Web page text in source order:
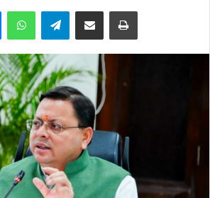
MessengerWhatsAppTelegramShare via Email Print